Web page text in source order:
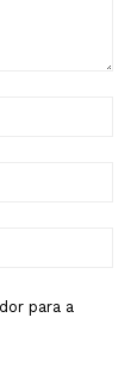
para a